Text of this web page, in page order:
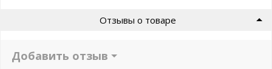
Отзывы о товаре
Добавить отзыв